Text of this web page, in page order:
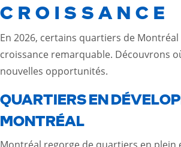
CROISSANCE
En 2026, certains quartiers de
croissance remarquable. Découvrons
nouvelles opportunités.
QUARTIERS EN
MONTRÉAL